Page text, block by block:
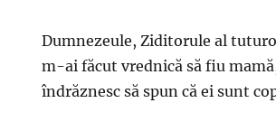
Dumnezeule, Ziditorule al
m-ai făcut vrednică să fiu
îndrăznesc să spun că ei sunt